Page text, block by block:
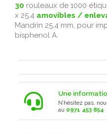
30 rouleaux de 1000
x 25,4 amovibles /
Mandrin 25.4 mm, pour
bisphenol A .
Une
N’hésitez pas,
au 0971 453 854